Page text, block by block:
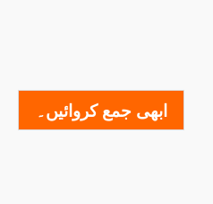
ابھی جمع کروائیں۔